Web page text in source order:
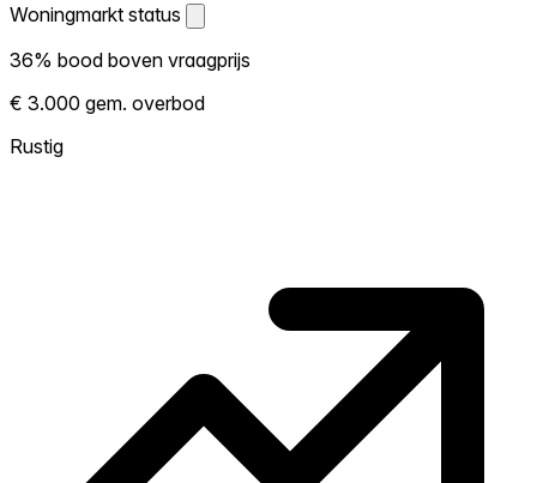
Woningmarkt status
Woningmarkt status
Laat zien hoe competitief de markt hier is.
Hoe meer woningen boven vraagprijs
verkopen, hoe heter. Heet? Verwacht
concurrentie en overweeg boven vraagprijs
36% bood boven vraagprijs
€ 3.000 gem. overbod
Rustig